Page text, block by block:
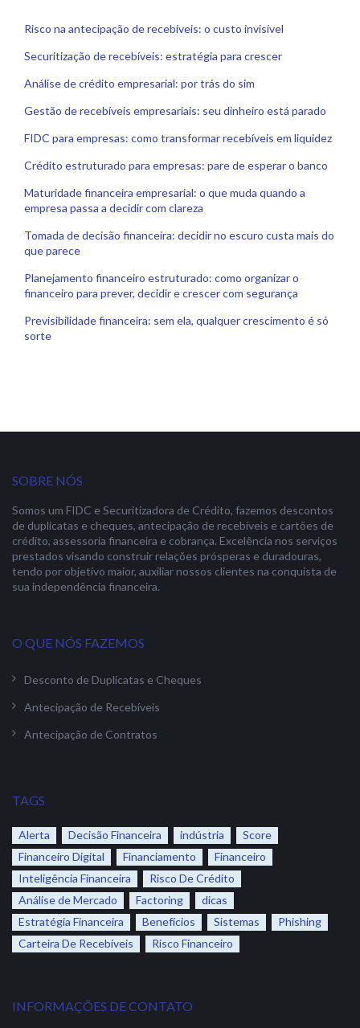
Risco na antecipação de recebíveis: o custo invisível
Securitização de recebíveis: estratégia para crescer
Análise de crédito empresarial: por trás do sim
Gestão de recebíveis empresariais: seu dinheiro está parado
FIDC para empresas: como transformar recebíveis em liquidez
Crédito estruturado para empresas: pare de esperar o banco
Maturidade financeira empresarial: o que muda quando a
empresa passa a decidir com clareza
Tomada de decisão financeira: decidir no escuro custa mais do
que parece
Planejamento financeiro estruturado: como organizar o
financeiro para prever, decidir e crescer com segurança
Previsibilidade financeira: sem ela, qualquer crescimento é só
sorte
SOBRE NÓS
Somos um FIDC e Securitizadora de Crédito, fazemos descontos
de duplicatas e cheques, antecipação de recebíveis e cartões de
crédito, assessoria financeira e cobrança. Excelência nos serviços
prestados visando construir relações prósperas e duradouras,
tendo por objetivo maior, auxiliar nossos clientes na conquista de
sua independência financeira.
O QUE NÓS FAZEMOS
Desconto de Duplicatas e Cheques
Antecipação de Recebíveis
Antecipação de Contratos
TAGS
Alerta Decisão Financeira indústria
Score
Financeiro Digital
Financiamento
Financeiro
Inteligência Financeira
Risco De Crédito
Análise de Mercado
Factoring
dicas
Estratégia Financeira
Benefícios Sistemas
Phishing
Carteira De Recebíveis
Risco Financeiro
INFORMAÇÕES DE CONTATO